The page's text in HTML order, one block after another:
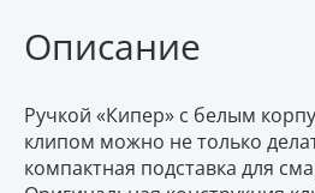
Описание
Ручкой «Кипер» с белым
клипом можно не только
компактная подставка для